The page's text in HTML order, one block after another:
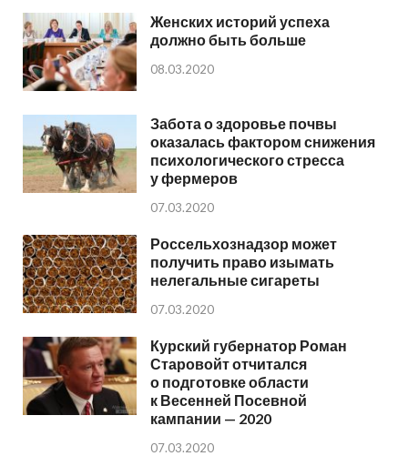
Женских историй успеха
должно быть больше
08.03.2020
Забота о здоровье почвы
оказалась фактором снижения
психологического стресса
у фермеров
07.03.2020
Россельхознадзор может
получить право изымать
нелегальные сигареты
07.03.2020
Курский губернатор Роман
Старовойт отчитался
о подготовке области
к Весенней Посевной
кампании — 2020
07.03.2020